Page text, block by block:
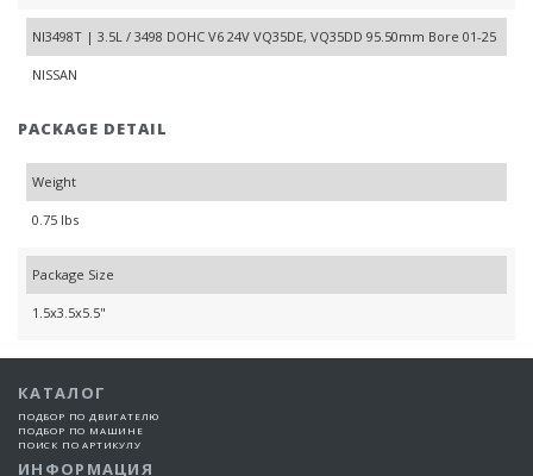
NI3498T | 3.5L / 3498 DOHC V6 24V VQ35DE, VQ35DD 95.50mm Bore 01-25
NISSAN
PACKAGE DETAIL
Weight
0.75 lbs
Package Size
1.5x3.5x5.5"
КАТАЛОГ
ПОДБОР ПО ДВИГАТЕЛЮ
ПОДБОР ПО МАШИНЕ
ПОИСК ПО АРТИКУЛУ
ИНФОРМАЦИЯ